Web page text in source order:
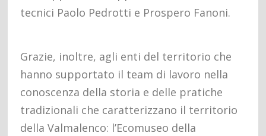
tecnici Paolo Pedrotti e Prospero Fanoni.
Grazie, inoltre, agli enti del territorio che
hanno supportato il team di lavoro nella
conoscenza della storia e delle pratiche
tradizionali che caratterizzano il territorio
della Valmalenco: l’Ecomuseo della